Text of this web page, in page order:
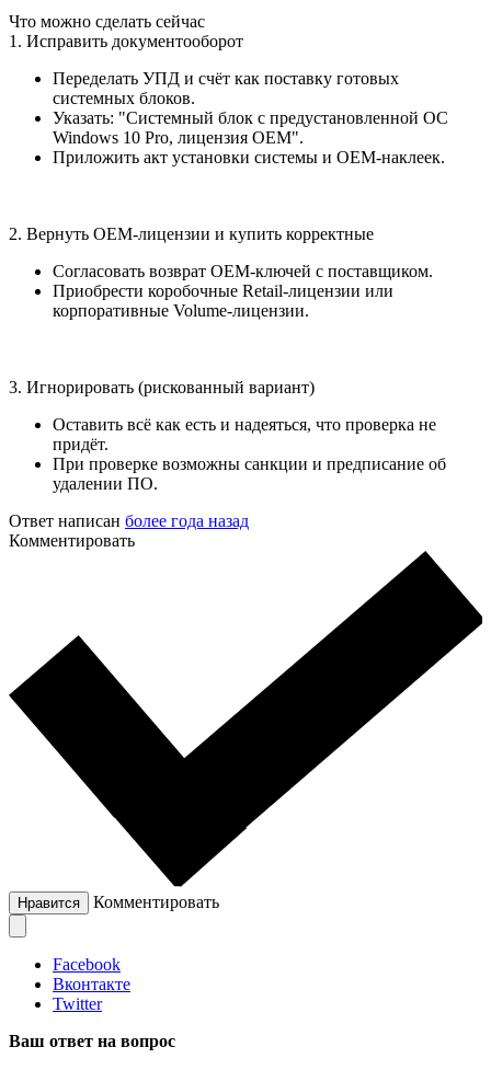
Что можно сделать сейчас
1. Исправить документооборот
Переделать УПД и счёт как поставку готовых
системных блоков.
Указать: "Системный блок с предустановленной ОС
Windows 10 Pro, лицензия OEM".
Приложить акт установки системы и OEM-наклеек.
2. Вернуть OEM-лицензии и купить корректные
Согласовать возврат OEM-ключей с поставщиком.
Приобрести коробочные Retail-лицензии или
корпоративные Volume-лицензии.
3. Игнорировать (рискованный вариант)
Оставить всё как есть и надеяться, что проверка не
придёт.
При проверке возможны санкции и предписание об
удалении ПО.
Ответ написан более года назад
Комментировать
Нравится Комментировать
Facebook
Вконтакте
Twitter
Ваш ответ на вопрос